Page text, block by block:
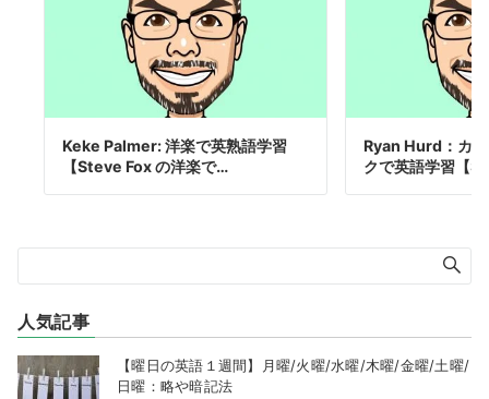
Keke Palmer: 洋楽で英熟語学習
【Steve Fox の洋楽で…
Ryan Hurd：カ
クで英語学習【
人気記事
【曜日の英語１週間】月曜/火曜/水曜/木曜/金曜/土曜/
日曜：略や暗記法